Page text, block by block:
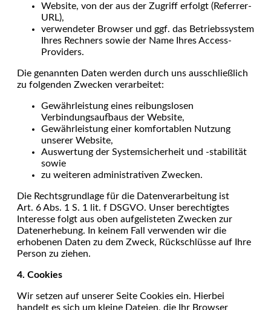
Website, von der aus der Zugriff erfolgt (Referrer-
URL),
verwendeter Browser und ggf. das Betriebssystem
Ihres Rechners sowie der Name Ihres Access-
Providers.
Die genannten Daten werden durch uns ausschließlich
zu folgenden Zwecken verarbeitet:
Gewährleistung eines reibungslosen
Verbindungsaufbaus der Website,
Gewährleistung einer komfortablen Nutzung
unserer Website,
Auswertung der Systemsicherheit und -stabilität
sowie
zu weiteren administrativen Zwecken.
Die Rechtsgrundlage für die Datenverarbeitung ist
Art. 6 Abs. 1 S. 1 lit. f DSGVO. Unser berechtigtes
Interesse folgt aus oben aufgelisteten Zwecken zur
Datenerhebung. In keinem Fall verwenden wir die
erhobenen Daten zu dem Zweck, Rückschlüsse auf Ihre
Person zu ziehen.
4. Cookies
Wir setzen auf unserer Seite Cookies ein. Hierbei
handelt es sich um kleine Dateien, die Ihr Browser